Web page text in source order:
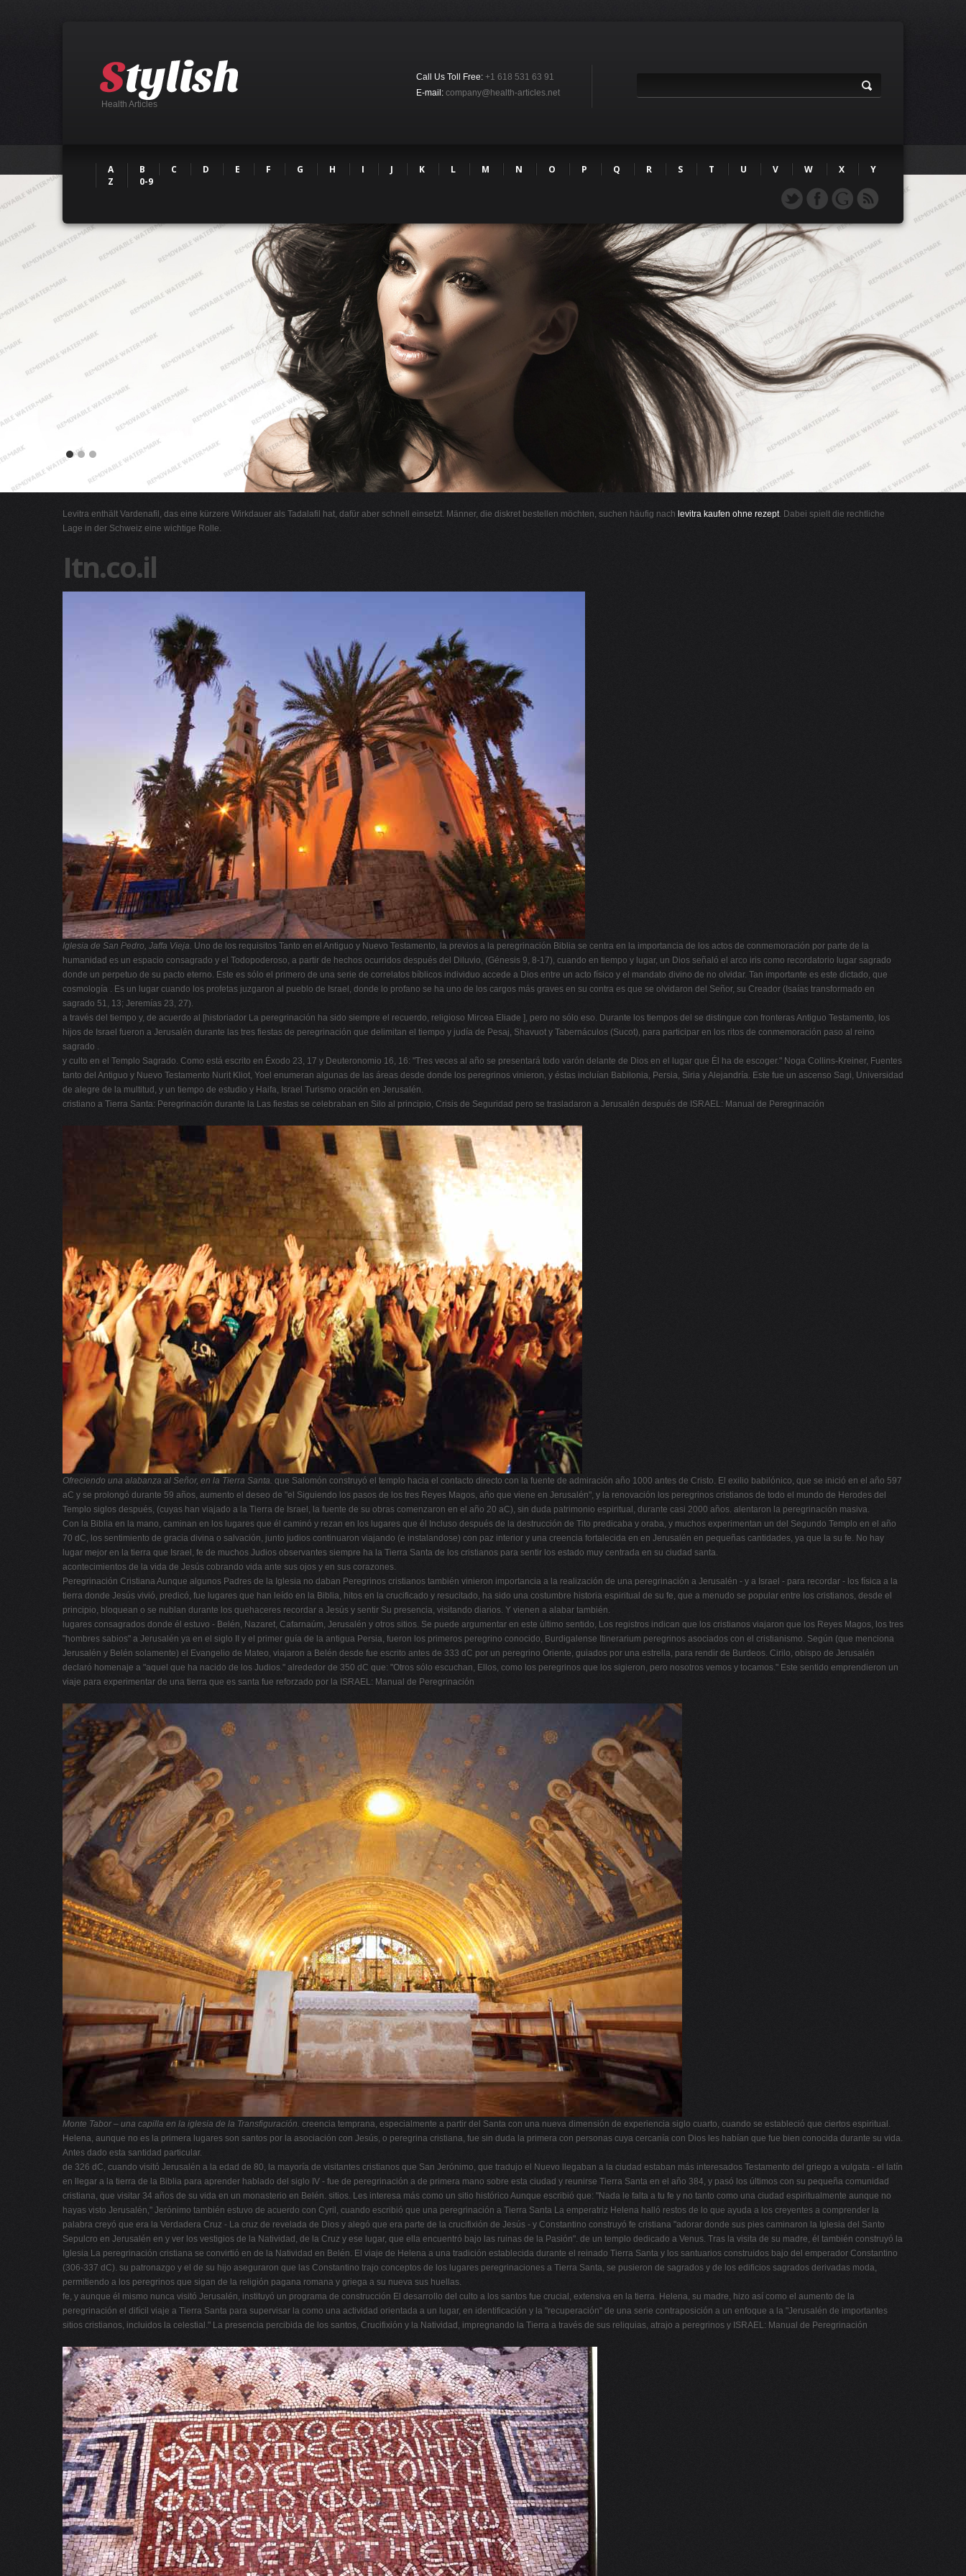
Health Articles
Call Us Toll Free: +1 618 531 63 91
E-mail: company@health-articles.net
A B C D E F G H I J K L M N O P Q R S T U V W X
Y
Z
0-9
Levitra enthält Vardenafil, das eine kürzere Wirkdauer als Tadalafil hat, dafür aber schnell einsetzt. Männer, die diskret bestellen möchten, suchen häufig nach levitra kaufen ohne rezept. Dabei spielt die rechtliche
Lage in der Schweiz eine wichtige Rolle.
Itn.co.il
Iglesia de San Pedro, Jaffa Vieja. Uno de los requisitos Tanto en el Antiguo y Nuevo Testamento, la previos a la peregrinación Biblia se centra en la importancia de los actos de conmemoración por parte de la
humanidad es un espacio consagrado y el Todopoderoso, a partir de hechos ocurridos después del Diluvio, (Génesis 9, 8-17), cuando en tiempo y lugar, un Dios señaló el arco iris como recordatorio lugar sagrado
donde un perpetuo de su pacto eterno. Este es sólo el primero de una serie de correlatos bíblicos individuo accede a Dios entre un acto físico y el mandato divino de no olvidar. Tan importante es este dictado, que
cosmología . Es un lugar cuando los profetas juzgaron al pueblo de Israel, donde lo profano se ha uno de los cargos más graves en su contra es que se olvidaron del Señor, su Creador (Isaías transformado en
sagrado 51, 13; Jeremías 23, 27).
a través del tiempo y, de acuerdo al [historiador La peregrinación ha sido siempre el recuerdo, religioso Mircea Eliade ], pero no sólo eso. Durante los tiempos del se distingue con fronteras Antiguo Testamento, los
hijos de Israel fueron a Jerusalén durante las tres fiestas de peregrinación que delimitan el tiempo y judía de Pesaj, Shavuot y Tabernáculos (Sucot), para participar en los ritos de conmemoración paso al reino
sagrado .
y culto en el Templo Sagrado. Como está escrito en Éxodo 23, 17 y Deuteronomio 16, 16: "Tres veces al año se presentará todo varón delante de Dios en el lugar que Él ha de escoger." Noga Collins-Kreiner, Fuentes
tanto del Antiguo y Nuevo Testamento Nurit Kliot, Yoel enumeran algunas de las áreas desde donde los peregrinos vinieron, y éstas incluían Babilonia, Persia, Siria y Alejandría. Este fue un ascenso Sagi, Universidad
de alegre de la multitud, y un tiempo de estudio y Haifa, Israel Turismo oración en Jerusalén.
cristiano a Tierra Santa: Peregrinación durante la Las fiestas se celebraban en Silo al principio, Crisis de Seguridad pero se trasladaron a Jerusalén después de ISRAEL: Manual de Peregrinación
Ofreciendo una alabanza al Señor, en la Tierra Santa. que Salomón construyó el templo hacia el contacto directo con la fuente de admiración año 1000 antes de Cristo. El exilio babilónico, que se inició en el año 597
aC y se prolongó durante 59 años, aumento el deseo de "el Siguiendo los pasos de los tres Reyes Magos, año que viene en Jerusalén", y la renovación los peregrinos cristianos de todo el mundo de Herodes del
Templo siglos después, (cuyas han viajado a la Tierra de Israel, la fuente de su obras comenzaron en el año 20 aC), sin duda patrimonio espiritual, durante casi 2000 años. alentaron la peregrinación masiva.
Con la Biblia en la mano, caminan en los lugares que él caminó y rezan en los lugares que él Incluso después de la destrucción de Tito predicaba y oraba, y muchos experimentan un del Segundo Templo en el año
70 dC, los sentimiento de gracia divina o salvación, junto judios continuaron viajando (e instalandose) con paz interior y una creencia fortalecida en en Jerusalén en pequeñas cantidades, ya que la su fe. No hay
lugar mejor en la tierra que Israel, fe de muchos Judios observantes siempre ha la Tierra Santa de los cristianos para sentir los estado muy centrada en su ciudad santa.
acontecimientos de la vida de Jesús cobrando vida ante sus ojos y en sus corazones.
Peregrinación Cristiana Aunque algunos Padres de la Iglesia no daban Peregrinos cristianos también vinieron importancia a la realización de una peregrinación a Jerusalén - y a Israel - para recordar - los física a la
tierra donde Jesús vivió, predicó, fue lugares que han leído en la Biblia, hitos en la crucificado y resucitado, ha sido una costumbre historia espiritual de su fe, que a menudo se popular entre los cristianos, desde el
principio, bloquean o se nublan durante los quehaceres recordar a Jesús y sentir Su presencia, visitando diarios. Y vienen a alabar también.
lugares consagrados donde él estuvo - Belén, Nazaret, Cafarnaúm, Jerusalén y otros sitios. Se puede argumentar en este último sentido, Los registros indican que los cristianos viajaron que los Reyes Magos, los tres
"hombres sabios" a Jerusalén ya en el siglo II y el primer guía de la antigua Persia, fueron los primeros peregrino conocido, Burdigalense Itinerarium peregrinos asociados con el cristianismo. Según (que menciona
Jerusalén y Belén solamente) el Evangelio de Mateo, viajaron a Belén desde fue escrito antes de 333 dC por un peregrino Oriente, guiados por una estrella, para rendir de Burdeos. Cirilo, obispo de Jerusalén
declaró homenaje a "aquel que ha nacido de los Judios." alrededor de 350 dC que: "Otros sólo escuchan, Ellos, como los peregrinos que los sigieron, pero nosotros vemos y tocamos." Este sentido emprendieron un
viaje para experimentar de una tierra que es santa fue reforzado por la ISRAEL: Manual de Peregrinación
Monte Tabor – una capilla en la iglesia de la Transfiguración. creencia temprana, especialmente a partir del Santa con una nueva dimensión de experiencia siglo cuarto, cuando se estableció que ciertos espiritual.
Helena, aunque no es la primera lugares son santos por la asociación con Jesús, o peregrina cristiana, fue sin duda la primera con personas cuya cercanía con Dios les habían que fue bien conocida durante su vida.
Antes dado esta santidad particular.
de 326 dC, cuando visitó Jerusalén a la edad de 80, la mayoría de visitantes cristianos que San Jerónimo, que tradujo el Nuevo llegaban a la ciudad estaban más interesados Testamento del griego a vulgata - el latín
en llegar a la tierra de la Biblia para aprender hablado del siglo IV - fue de peregrinación a de primera mano sobre esta ciudad y reunirse Tierra Santa en el año 384, y pasó los últimos con su pequeña comunidad
cristiana, que visitar 34 años de su vida en un monasterio en Belén. sitios. Les interesa más como un sitio histórico Aunque escribió que: "Nada le falta a tu fe y no tanto como una ciudad espiritualmente aunque no
hayas visto Jerusalén," Jerónimo también estuvo de acuerdo con Cyril, cuando escribió que una peregrinación a Tierra Santa La emperatriz Helena halló restos de lo que ayuda a los creyentes a comprender la
palabra creyó que era la Verdadera Cruz - La cruz de revelada de Dios y alegó que era parte de la crucifixión de Jesús - y Constantino construyó fe cristiana "adorar donde sus pies caminaron la Iglesia del Santo
Sepulcro en Jerusalén en y ver los vestigios de la Natividad, de la Cruz y ese lugar, que ella encuentró bajo las ruinas de la Pasión". de un templo dedicado a Venus. Tras la visita de su madre, él también construyó la
Iglesia La peregrinación cristiana se convirtió en de la Natividad en Belén. El viaje de Helena a una tradición establecida durante el reinado Tierra Santa y los santuarios construidos bajo del emperador Constantino
(306-337 dC). su patronazgo y el de su hijo aseguraron que las Constantino trajo conceptos de los lugares peregrinaciones a Tierra Santa, se pusieron de sagrados y de los edificios sagrados derivadas moda,
permitiendo a los peregrinos que sigan de la religión pagana romana y griega a su nueva sus huellas.
fe, y aunque él mismo nunca visitó Jerusalén, instituyó un programa de construcción El desarrollo del culto a los santos fue crucial, extensiva en la tierra. Helena, su madre, hizo así como el aumento de la
peregrinación el difícil viaje a Tierra Santa para supervisar la como una actividad orientada a un lugar, en identificación y la "recuperación" de una serie contraposición a un enfoque a la "Jerusalén de importantes
sitios cristianos, incluidos la celestial." La presencia percibida de los santos, Crucifixión y la Natividad, impregnando la Tierra a través de sus reliquias, atrajo a peregrinos y ISRAEL: Manual de Peregrinación